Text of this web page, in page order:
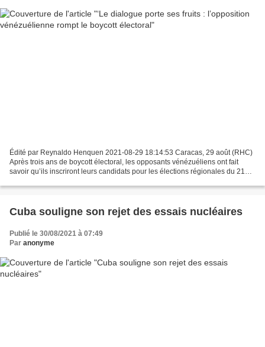
Édité par Reynaldo Henquen 2021-08-29 18:14:53 Caracas, 29 août (RHC)
Après trois ans de boycott électoral, les opposants vénézuéliens ont fait
savoir qu’ils inscriront leurs candidats pour les élections régionales du 21
Cuba souligne son rejet des essais nucléaires
Publié le 30/08/2021 à 07:49
Par anonyme